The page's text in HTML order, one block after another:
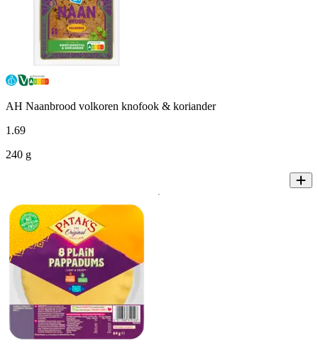
AH Naanbrood volkoren knofook & koriander
1 .69
240 g